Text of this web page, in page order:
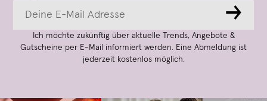
→
Ich möchte zukünftig über aktuelle Trends, Angebote &
Gutscheine per E-Mail informiert werden. Eine Abmeldung ist
jederzeit kostenlos möglich.